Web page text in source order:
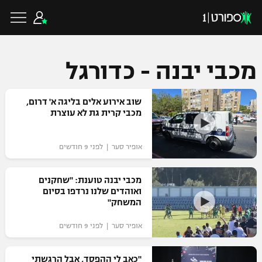
כדורגל ישראלי
ליגת העל
גביע הטוטו
ליגיונרים
גביע המדינה
כדורגל עולמי
ליגת האלופות
ליגה אירופית
ליגה אנגלית
כדורסל ישראלי
ליגת ווינר סל
ליגה לאומית
כדורסל עולמי
מכבי יבנה - כדורגל
שוב אירוע אלים בליגה א' דרום,
מכבי קרית גת לא עוצרת
אופיר סער | לפני 9 חודשים
מכבי יבנה טוענת: "שחקנים
ואוהדים שלנו נרדפו בסיום
המשחק"
אופיר סער | לפני 9 חודשים
"כאב לי ההפסד, אבל הרגשתי